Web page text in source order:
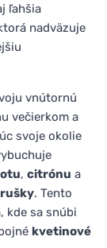
ľahšia
nadväzuje
vnútornú
večierkom a
svoje okolie
, citrónu a
. Tento
kde sa snúbi
kvetinové